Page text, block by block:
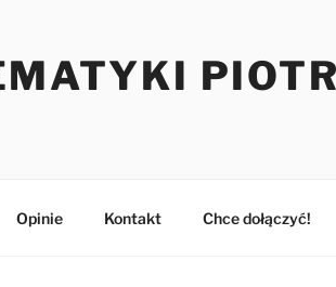
Opinie Kontakt Chce dołączyć!